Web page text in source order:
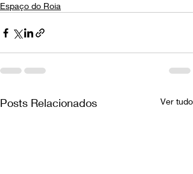
Espaço do Roia
Posts Relacionados Ver tudo